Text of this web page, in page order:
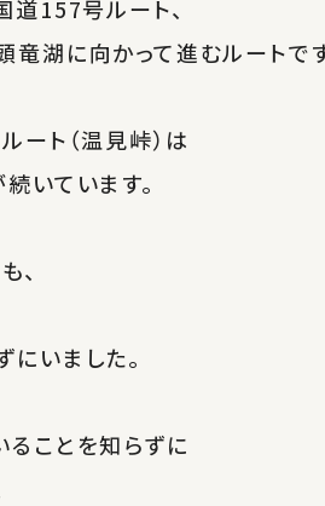
157号ルート、
湖に向かって進むルートです
ート（温見峠）は
いています。
、
いました。
ことを知らずに